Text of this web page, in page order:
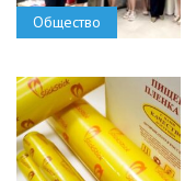
Общество